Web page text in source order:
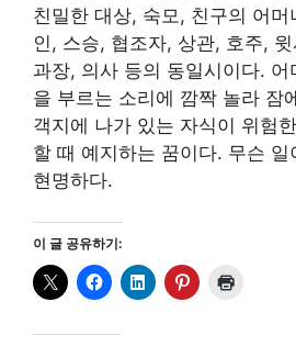
친밀한 대상, 숙모, 친구의 어
인, 스승, 협조자, 상관, 호주,
과장, 의사 등의 동일시이다.
을 부르는 소리에 깜짝 놀라 잠
객지에 나가 있는 자식이 위험
할 때 예지하는 꿈이다. 무슨 일
현명하다.
이 글 공유하기: